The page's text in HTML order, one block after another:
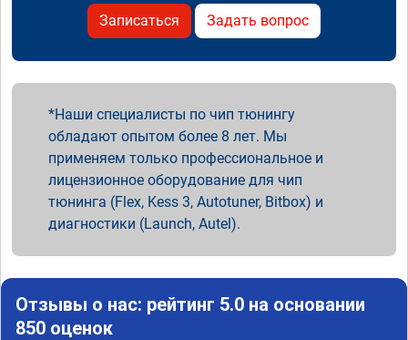
Записаться Задать вопрос
Наши специалисты по чип тюнингу
обладают опытом более 8 лет. Мы
применяем только профессиональное и
лицензионное оборудование для чип
тюнинга (Flex, Kess 3, Autotuner, Bitbox) и
диагностики (Launch, Autel).
Отзывы о нас: рейтинг 5.0 на основании
850 оценок